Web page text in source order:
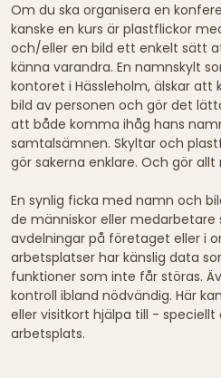
Om du ska organisera en
kanske en kurs är plastflickor
och/eller en bild ett enkelt sätt
känna varandra. En namnskylt
kontoret i Hässleholm, älskar att
bild av personen och gör det
att både komma ihåg hans
samtalsämnen. Skyltar och
gör sakerna enklare. Och gör
En synlig ficka med namn och
de människor eller medarbetare
avdelningar på företaget eller i
arbetsplatser har känslig data
funktioner som inte får störas.
kontroll ibland nödvändig. Här
eller visitkort hjälpa till -
arbetsplats.